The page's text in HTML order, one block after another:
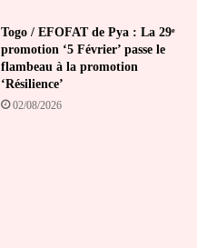
Togo / EFOFAT de Pya : La 29ᵉ
promotion ‘5 Février’ passe le
flambeau à la promotion
‘Résilience’
02/08/2026